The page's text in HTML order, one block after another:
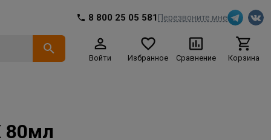
8 800 25 05 581 Перезвоните мне
Войти Избранное Сравнение Корзина
80мл